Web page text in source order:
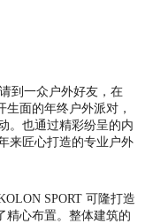
到一众户外好友，在
生面的年终户外派对，
。也通过精彩纷呈的内
来匠心打造的专业户外
SPORT 可隆打造
精心布置。整体建筑的